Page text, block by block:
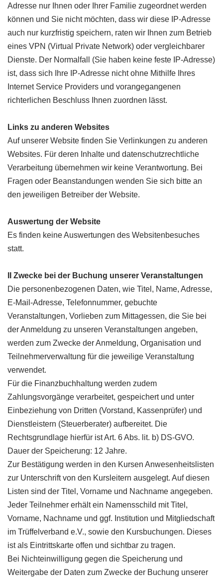
Adresse nur Ihnen oder Ihrer Familie zugeordnet werden
können und Sie nicht möchten, dass wir diese IP-Adresse
auch nur kurzfristig speichern, raten wir Ihnen zum Betrieb
eines VPN (Virtual Private Network) oder vergleichbarer
Dienste. Der Normalfall (Sie haben keine feste IP-Adresse)
ist, dass sich Ihre IP-Adresse nicht ohne Mithilfe Ihres
Internet Service Providers und vorangegangenen
richterlichen Beschluss Ihnen zuordnen lässt.
Links zu anderen Websites
Auf unserer Website finden Sie Verlinkungen zu anderen
Websites. Für deren Inhalte und datenschutzrechtliche
Verarbeitung übernehmen wir keine Verantwortung. Bei
Fragen oder Beanstandungen wenden Sie sich bitte an
den jeweiligen Betreiber der Website.
Auswertung der Website
Es finden keine Auswertungen des Websitenbesuches
statt.
II Zwecke bei der Buchung unserer Veranstaltungen
Die personenbezogenen Daten, wie Titel, Name, Adresse,
E-Mail-Adresse, Telefonnummer, gebuchte
Veranstaltungen, Vorlieben zum Mittagessen, die Sie bei
der Anmeldung zu unseren Veranstaltungen angeben,
werden zum Zwecke der Anmeldung, Organisation und
Teilnehmerverwaltung für die jeweilige Veranstaltung
verwendet.
Für die Finanzbuchhaltung werden zudem
Zahlungsvorgänge verarbeitet, gespeichert und unter
Einbeziehung von Dritten (Vorstand, Kassenprüfer) und
Dienstleistern (Steuerberater) aufbereitet. Die
Rechtsgrundlage hierfür ist Art. 6 Abs. lit. b) DS-GVO.
Dauer der Speicherung: 12 Jahre.
Zur Bestätigung werden in den Kursen Anwesenheitslisten
zur Unterschrift von den Kursleitern ausgelegt. Auf diesen
Listen sind der Titel, Vorname und Nachname angegeben.
Jeder Teilnehmer erhält ein Namensschild mit Titel,
Vorname, Nachname und ggf. Institution und Mitgliedschaft
im Trüffelverband e.V., sowie den Kursbuchungen. Dieses
ist als Eintrittskarte offen und sichtbar zu tragen.
Bei Nichteinwilligung gegen die Speicherung und
Weitergabe der Daten zum Zwecke der Buchung unserer